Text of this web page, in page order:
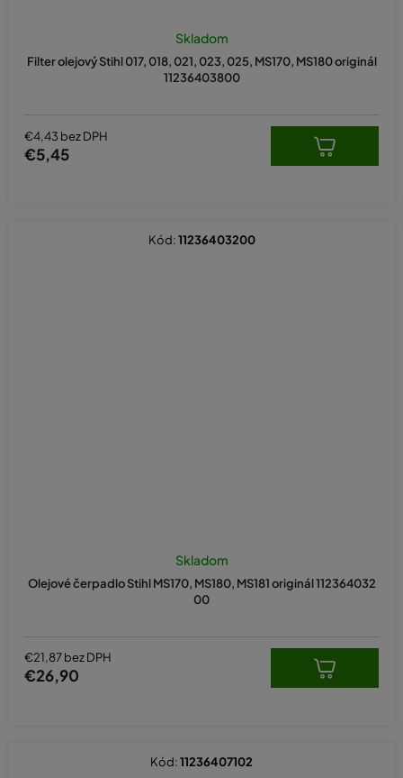
Filter olejový Stihl 017, 018, 021, 023, 025, MS170, MS180 originál
11236403800
Skladom
€4,43 bez DPH
€5,45
Olejové čerpadlo Stihl MS170, MS180, MS181 originál 112364032
00
Skladom
€21,87 bez DPH
€26,90
Kód:11236403200
Kód:11236407102